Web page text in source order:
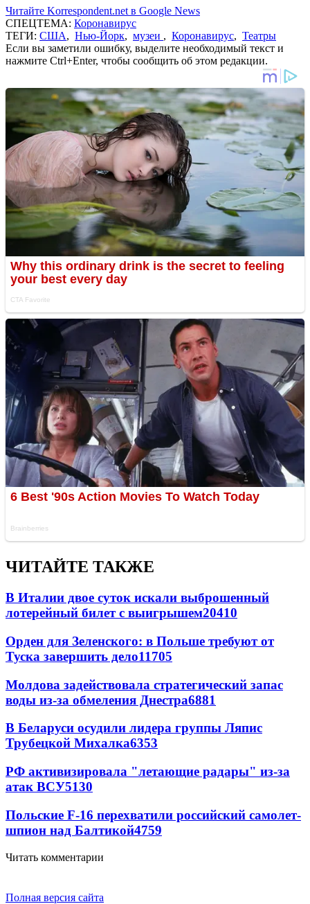
Читайте Korrespondent.net в Google News
СПЕЦТЕМА: Коронавирус
ТЕГИ: США, Нью-Йорк, музеи , Коронавирус, Театры
Если вы заметили ошибку, выделите необходимый текст и
нажмите Ctrl+Enter, чтобы сообщить об этом редакции.
ЧИТАЙТЕ ТАКЖЕ
В Италии двое суток искали выброшенный
лотерейный билет с выигрышем20410
Орден для Зеленского: в Польше требуют от
Туска завершить дело11705
Молдова задействовала стратегический запас
воды из-за обмеления Днестра6881
В Беларуси осудили лидера группы Ляпис
Трубецкой Михалка6353
РФ активизировала "летающие радары" из-за
атак ВСУ5130
Польские F-16 перехватили российский самолет-
шпион над Балтикой4759
Читать комментарии
Полная версия сайта